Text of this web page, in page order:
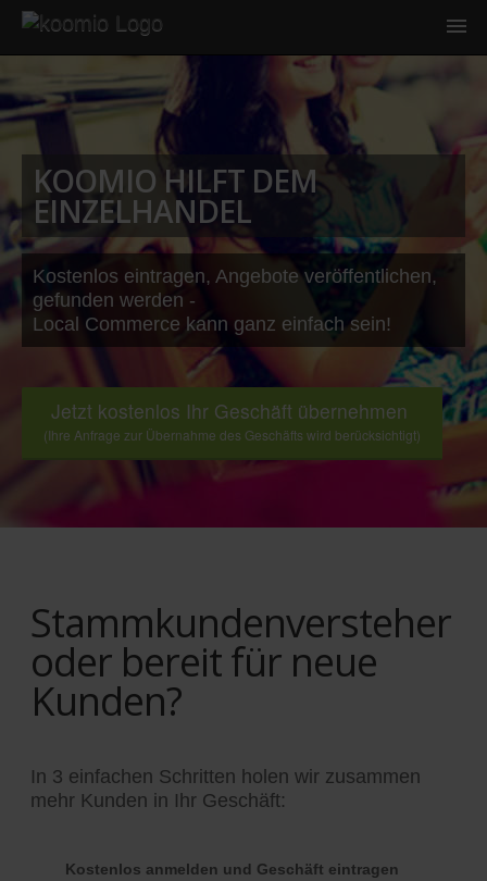
KOOMIO HILFT DEM
EINZELHANDEL
Kostenlos eintragen, Angebote veröffentlichen,
gefunden werden -
Local Commerce kann ganz einfach sein!
Jetzt kostenlos Ihr Geschäft übernehmen
(Ihre Anfrage zur Übernahme des Geschäfts wird berücksichtigt)
Stammkundenversteher
oder bereit für neue
Kunden?
In 3 einfachen Schritten holen wir zusammen
mehr Kunden in Ihr Geschäft:
Kostenlos anmelden und Geschäft eintragen